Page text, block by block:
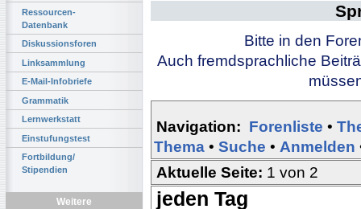
Ressourcen-
Datenbank
Diskussionsforen
Linksammlung
E-Mail-Infobriefe
Grammatik
Lernwerkstatt
Einstufungstest
Fortbildung/
Stipendien
Weitere
Bitte in den
Auch fremdsprachliche
Navigation: Forenliste •
Thema • Suche • Anmelden
Aktuelle Seite: 1 von 2
jeden Tag